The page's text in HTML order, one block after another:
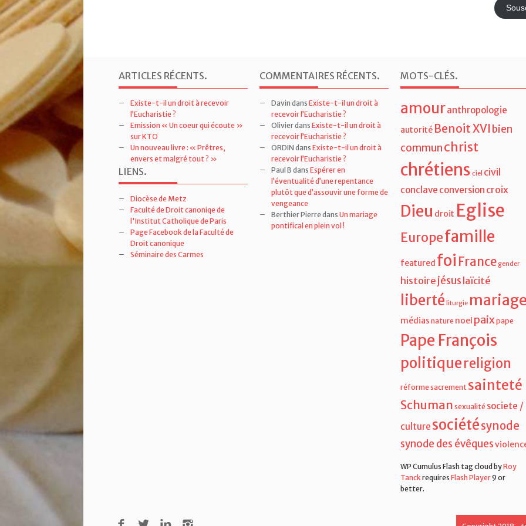
mail
ARTICLES RÉCENTS.
Existe-t-il un droit à recevoir
l’Eucharistie ?
Emission « Un coeur qui écoute »
sur KTO
Un nouveau livre : « Prêtres,
envers et malgré tout ? »
LIENS.
Diocèse de Metz
Faculté de Droit canoniqe de
l'Institut Catholique de Paris
Page Facebook de la Faculté de
Droit canonique
Séminaire des Carmes
COMMENTAIRES RÉCENTS.
Davin dans Existe-t-il un droit à
recevoir l’Eucharistie ?
Olivierdans Existe-t-il un droit à
recevoir l’Eucharistie ?
ORDIN dans Existe-t-il un droit à
recevoir l’Eucharistie ?
Paul B dans Espérer en
l’éventualité d’une repentance
plutôt que d’assouvir une forme de
vengeance
Berthier Pierredans Un mariage
pontifical en plein vol !
MOTS-CLÉS.
amouranthropologie
autorité Benoit XVIbien
communchrist
chrétiens ciel civil
conclave conversion croix
Dieu droit Eglise
Europefamille
featured foi Francegender
histoire jésus laïcité
liberté liturgie
médias nature noel paixpape
Pape François
politiquereligion
réformesacrement sainteté
Schuman sexualité societe /
culture sociétésynode
synode des évêques
WP Cumulus Flash tag cloud byRoy
Tanck requires Flash Player9 or
better.